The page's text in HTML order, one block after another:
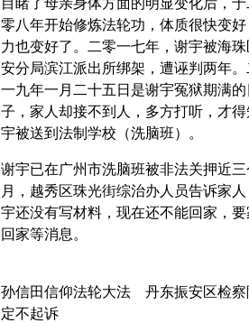
目睹了母亲身体方面的明显变化后，
零八年开始修炼法轮功，体质很快变好
力也变好了。二零一七年，谢宇被海珠
安分局滨江派出所绑架，遭诬判两年。
一九年一月二十五日是谢宇冤狱期满的
子，家人却接不到人，多方打听，才得
宇被送到法制学校（洗脑班）。
谢宇已在广州市洗脑班被非法关押近三
月，越秀区珠光街综治办人员告诉家
宇还没有写材料，现在还不能回家，要
回家等消息。
孙信田信仰法轮大法 丹东振安区检察
定不起诉